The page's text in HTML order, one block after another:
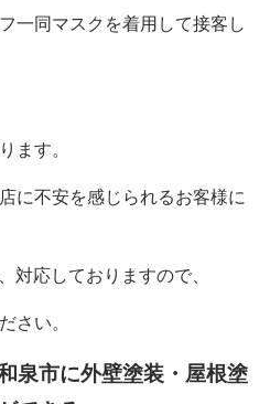
一同マスクを着用して接客し
ます。
に不安を感じられるお客様に
対応しておりますので、
さい。
泉市に外壁塗装・屋根塗